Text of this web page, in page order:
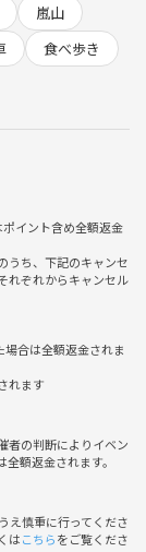
嵐山
食べ歩き
イント含め全額返金
うち、下記のキャンセ
れぞれからキャンセル
場合は全額返金されま
れます
者の判断によりイベン
額返金されます。
え慎重に行ってくださ
はこちらをご覧くださ